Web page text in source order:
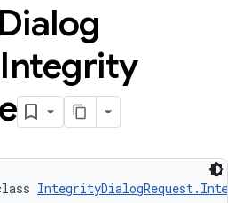
Integrity